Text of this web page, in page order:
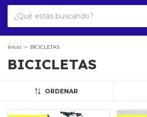
Inicio > BICICLETAS
BICICLETAS
ORDENAR